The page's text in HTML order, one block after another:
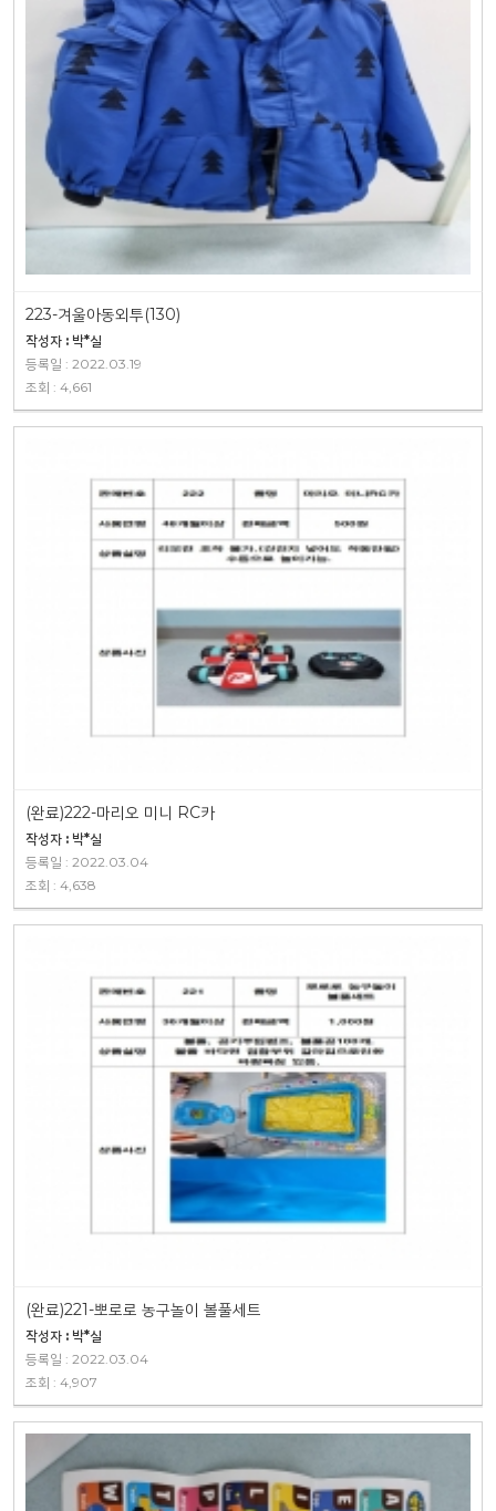
223-겨울아동외투(130)
작성자 : 박*실
등록일 : 2022.03.19
조회 : 4,661
(완료)222-마리오 미니 RC카
작성자 : 박*실
등록일 : 2022.03.04
조회 : 4,638
(완료)221-뽀로로 농구놀이 볼풀세트
작성자 : 박*실
등록일 : 2022.03.04
조회 : 4,907